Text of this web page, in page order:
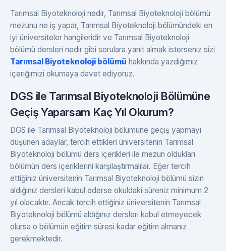
Tarımsal Biyoteknoloji nedir, Tarımsal Biyoteknoloji bölümü
mezunu ne iş yapar, Tarımsal Biyoteknoloji bölümündeki en
iyi üniversiteler hangileridir ve Tarımsal Biyoteknoloji
bölümü dersleri nedir gibi sorulara yanıt almak isterseniz sizi
Tarımsal Biyoteknoloji bölümü hakkında yazdığımız
içeriğimizi okumaya davet ediyoruz.
DGS ile Tarımsal Biyoteknoloji Bölümüne
Geçiş Yaparsam Kaç Yıl Okurum?
DGS ile Tarımsal Biyoteknoloji bölümüne geçiş yapmayı
düşünen adaylar, tercih ettikleri üniversitenin Tarımsal
Biyoteknoloji bölümü ders içerikleri ile mezun oldukları
bölümün ders içeriklerini karşılaştırmalılar. Eğer tercih
ettiğiniz üniversitenin Tarımsal Biyoteknoloji bölümü sizin
aldığınız dersleri kabul ederse okuldaki süreniz minimum 2
yıl olacaktır. Ancak tercih ettiğiniz üniversitenin Tarımsal
Biyoteknoloji bölümü aldığınız dersleri kabul etmeyecek
olursa o bölümün eğitim süresi kadar eğitim almanız
gerekmektedir.